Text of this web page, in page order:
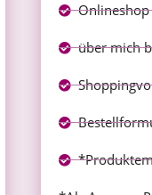
Onlineshop
über mich